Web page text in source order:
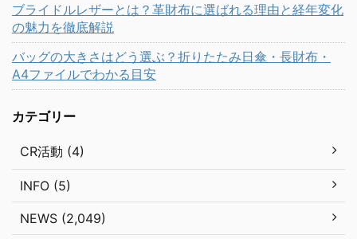
ブライドルレザーとは？革財布に選ばれる理由と経年変化
の魅力を徹底解説
バッグの大きさはどう選ぶ？折りたたみ日傘・長財布・
A4ファイルでわかる目安
カテゴリー
CR活動 (4)
INFO (5)
NEWS (2,049)